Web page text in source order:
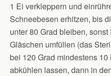
1 Ei verkleppern und
Schneebesen erhitzen, bis
unter 80 Grad bleiben,
Gläschen umfüllen (das
bei 120 Grad mindestens
abkühlen lassen, dann in